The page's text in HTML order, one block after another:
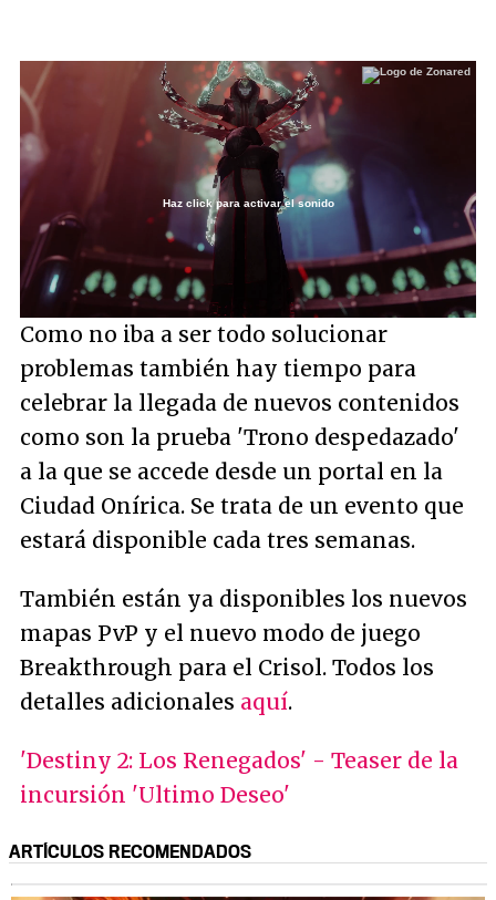
Unmute
Loaded
100.00%
Haz click para activar el sonido
Como no iba a ser todo solucionar
problemas también hay tiempo para
celebrar la llegada de nuevos contenidos
como son la prueba 'Trono despedazado'
a la que se accede desde un portal en la
Ciudad Onírica. Se trata de un evento que
estará disponible cada tres semanas.
También están ya disponibles los nuevos
mapas PvP y el nuevo modo de juego
Breakthrough para el Crisol. Todos los
detalles adicionales aquí.
'Destiny 2: Los Renegados' - Teaser de la
incursión 'Ultimo Deseo'
ARTÍCULOS RECOMENDADOS